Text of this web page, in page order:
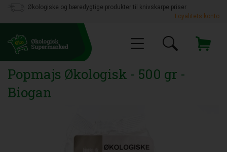
Økologiske og bæredygtige produkter til knivskarpe priser
Loyalitets konto
Popmajs Økologisk - 500 gr -
Biogan